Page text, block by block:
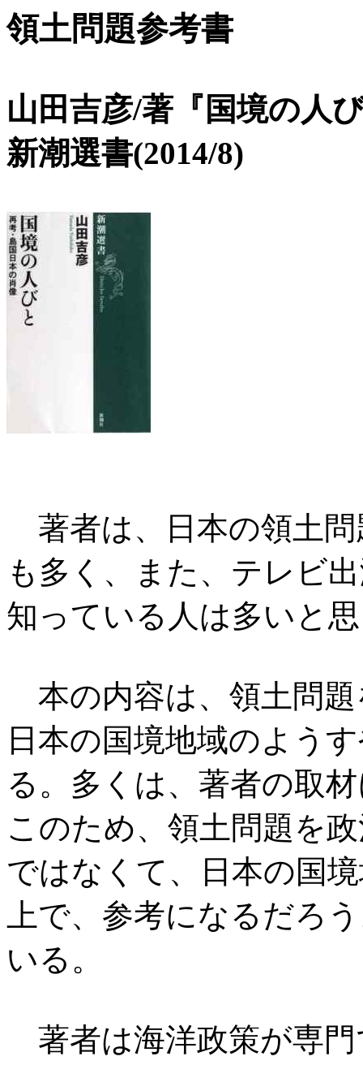
領土問題参考書
山田吉彦/著『国境の人
新潮選書(2014/8)
著者は、日本の領土問
も多く、また、テレビ
知っている人は多いと
本の内容は、領土問
日本の国境地域のよう
る。多くは、著者の取
このため、領土問題を
ではなくて、日本の国
上で、参考になるだろ
いる。
著者は海洋政策が専